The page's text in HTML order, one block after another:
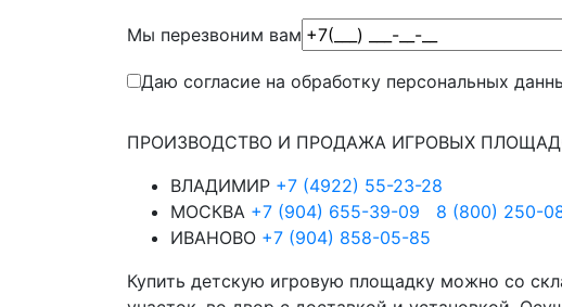
Мы перезвоним вам
Даю согласие на обработку персональных
ПРОИЗВОДСТВО И ПРОДАЖА ИГРОВЫХ
ВЛАДИМИР +7 (4922) 55-23-28
МОСКВА +7 (904) 655-39-09
8 (800) 250-
ИВАНОВО +7 (904) 858-05-85
Купить детскую игровую площадку можно со